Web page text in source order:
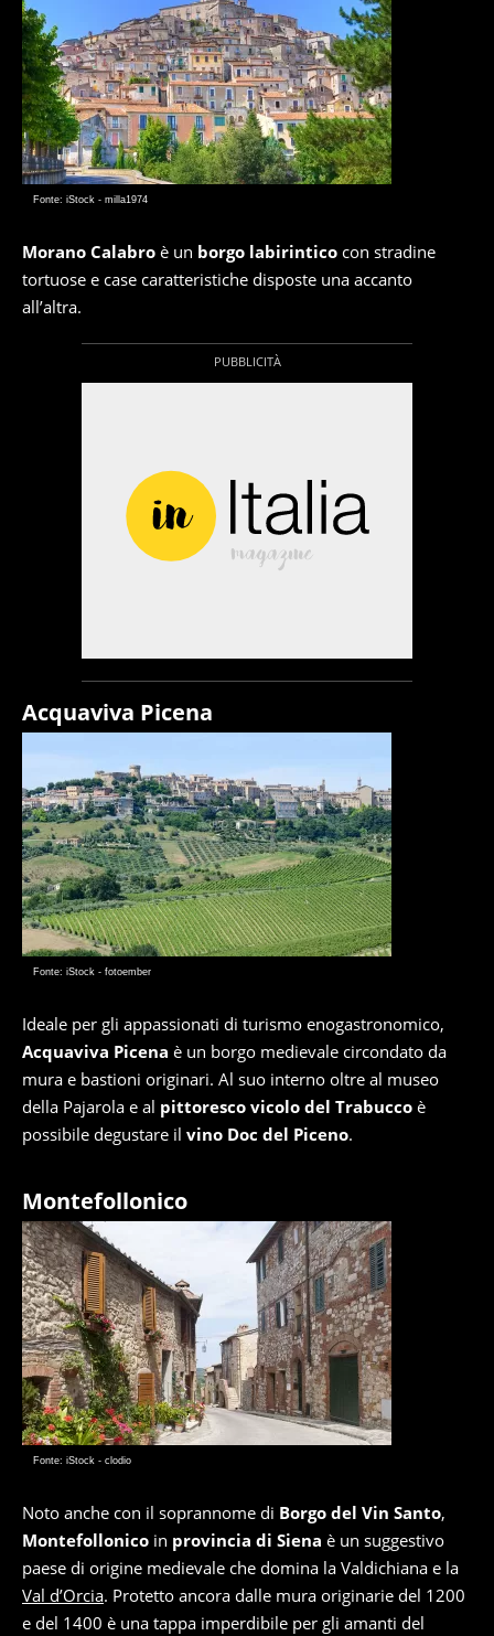
Fonte: iStock - milla1974
Morano Calabro è un borgo labirintico con stradine
tortuose e case caratteristiche disposte una accanto
all’altra.
Acquaviva Picena
Fonte: iStock - fotoember
Ideale per gli appassionati di turismo enogastronomico,
Acquaviva Picena è un borgo medievale circondato da
mura e bastioni originari. Al suo interno oltre al museo
della Pajarola e al pittoresco vicolo del Trabucco è
possibile degustare il vino Doc del Piceno.
Montefollonico
Fonte: iStock - clodio
Noto anche con il soprannome di Borgo del Vin Santo,
Montefollonico in provincia di Siena è un suggestivo
paese di origine medievale che domina la Valdichiana e la
Val d’Orcia. Protetto ancora dalle mura originarie del 1200
e del 1400 è una tappa imperdibile per gli amanti del